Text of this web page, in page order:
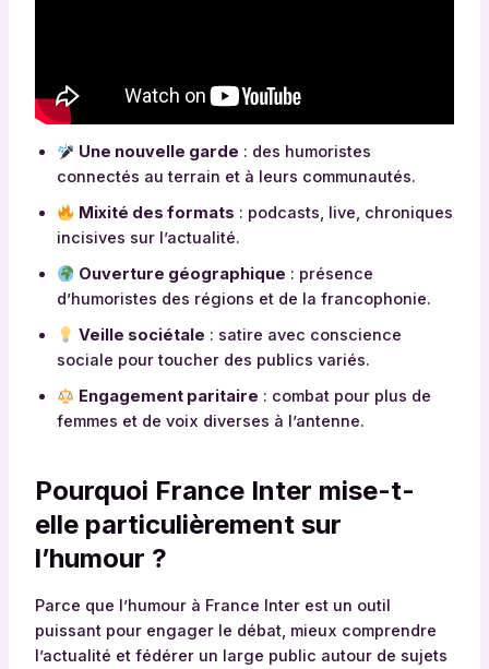
Une nouvelle garde : des humoristes
connectés au terrain et à leurs communautés.
Mixité des formats : podcasts, live, chroniques
incisives sur l’actualité.
Ouverture géographique : présence
d’humoristes des régions et de la francophonie.
Veille sociétale : satire avec conscience
sociale pour toucher des publics variés.
Engagement paritaire : combat pour plus de
femmes et de voix diverses à l’antenne.
Pourquoi France Inter mise-t-
elle particulièrement sur
l’humour ?
Parce que l’humour à France Inter est un outil
puissant pour engager le débat, mieux comprendre
l’actualité et fédérer un large public autour de sujets